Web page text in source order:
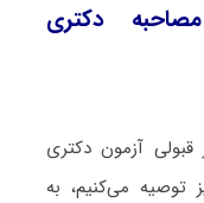
دکتری
آزمون دکتری
توصیه می‌کنیم، به